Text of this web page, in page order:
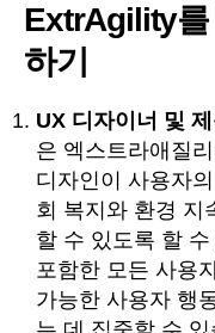
ExtrAgility를
하기
UX 디자이너 및
은 엑스트라애질
디자인이 사용자
회 복지와 환경 지
할 수 있도록 할
포함한 모든 사용
가능한 사용자 행